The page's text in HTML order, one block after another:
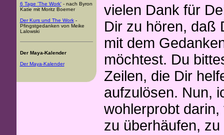
6 Tage 'The Work'- nach Byron
Katie mit Moritz Boerner
Der Kurs und The Work-
Pfingstgedanken von Meike
Lalowski
Der Maya-Kalender
Der Maya-Kalender
vielen Dank für
Dir zu hören, daß
mit dem
möchtest. Du
Zeilen, die Dir
aufzulösen. Nun,
wohlerprobt
zu überhäufen,